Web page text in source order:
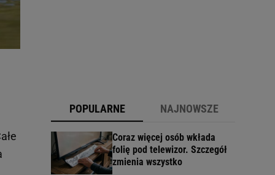
POPULARNE NAJNOWSZE
Coraz więcej osób wkłada
folię pod telewizor. Szczegół
zmienia wszystko